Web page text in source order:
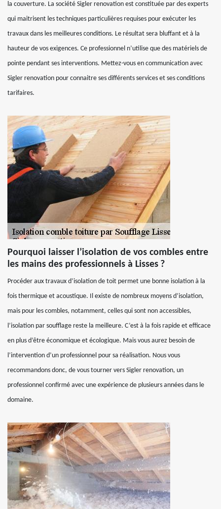
la couverture. La société Sigler renovation est constituée par des experts
qui maitrisent les techniques particulières requises pour exécuter les
travaux dans les meilleures conditions. Le résultat sera bluffant et à la
hauteur de vos exigences. Ce professionnel n’utilise que des matériels de
pointe pendant ses interventions. Mettez-vous en communication avec
Sigler renovation pour connaitre ses différents services et ses conditions
tarifaires.
Pourquoi laisser l’isolation de vos combles entre
les mains des professionnels à Lisses ?
Procéder aux travaux d’isolation de toit permet une bonne isolation à la
fois thermique et acoustique. Il existe de nombreux moyens d’isolation,
mais pour les combles, notamment, celles qui sont non accessibles,
l’isolation par soufflage reste la meilleure. C’est à la fois rapide et efficace
en plus d’être économique et écologique. Mais vous aurez besoin de
l’intervention d’un professionnel pour sa réalisation. Nous vous
recommandons donc, de vous tourner vers Sigler renovation, un
professionnel confirmé avec une expérience de plusieurs années dans le
domaine.